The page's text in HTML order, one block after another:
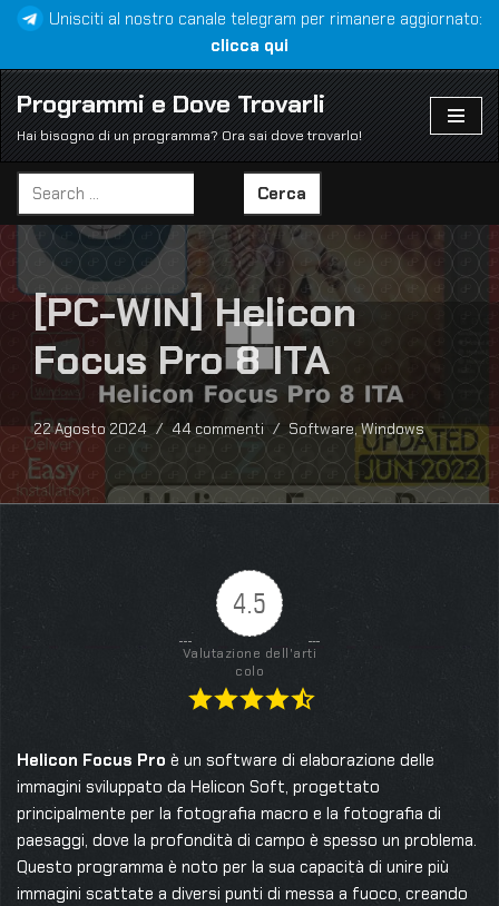
al
contenuto
Unisciti al nostro canale telegram per rimanere aggiornato:
clicca qui
Programmi e Dove Trovarli
Hai bisogno di un programma? Ora sai dove trovarlo!
Cerca
[PC-WIN] Helicon
Focus Pro 8 ITA
22 Agosto 2024 44 commenti Software,Windows
4.5
Valutazione dell'arti
colo
Helicon Focus Pro è un software di elaborazione delle
immagini sviluppato da Helicon Soft, progettato
principalmente per la fotografia macro e la fotografia di
paesaggi, dove la profondità di campo è spesso un problema.
Questo programma è noto per la sua capacità di unire più
immagini scattate a diversi punti di messa a fuoco, creando